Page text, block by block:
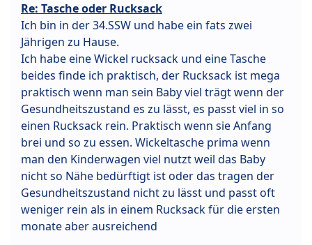
Re: Tasche oder Rucksack
Ich bin in der 34.SSW und habe ein fats zwei
Jährigen zu Hause.
Ich habe eine Wickel rucksack und eine Tasche
beides finde ich praktisch, der Rucksack ist mega
praktisch wenn man sein Baby viel trägt wenn der
Gesundheitszustand es zu lässt, es passt viel in so
einen Rucksack rein. Praktisch wenn sie Anfang
brei und so zu essen. Wickeltasche prima wenn
man den Kinderwagen viel nutzt weil das Baby
nicht so Nähe bedürftigt ist oder das tragen der
Gesundheitszustand nicht zu lässt und passt oft
weniger rein als in einem Rucksack für die ersten
monate aber ausreichend